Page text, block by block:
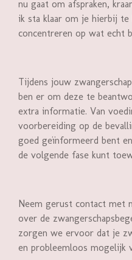
nu gaat om afspraken,
ik sta klaar om je hierbij
concentreren op wat echt
Tijdens jouw
ben er om deze te
extra informatie. Van
voorbereiding op de
goed geïnformeerd bent
de volgende fase kunt
Neem gerust contact met
over de
zorgen we ervoor dat je
en probleemloos mogelijk